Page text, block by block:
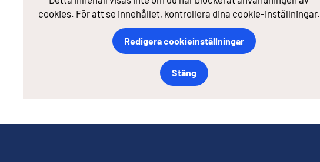
cookies. För att se innehållet, kontrollera dina cookie-inställningar.
Redigera cookieinställningar
Stäng